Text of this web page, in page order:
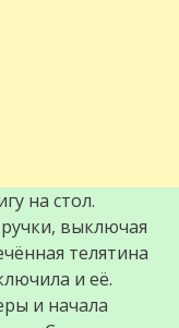
на стол.
выключая
телятина
и её.
и начала